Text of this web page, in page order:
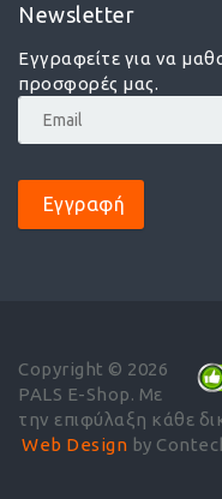
Newsletter
Εγγραφείτε για να
προσφορές μας.
Εγγραφή
Copyright © 2026
PALS E-Shop. Με
την επιφύλαξη κάθε
Web Design by